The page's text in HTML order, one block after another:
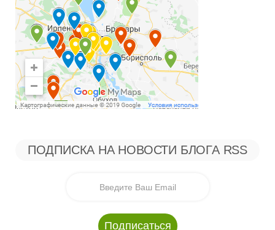
ПОДПИСКА НА НОВОСТИ БЛОГА RSS